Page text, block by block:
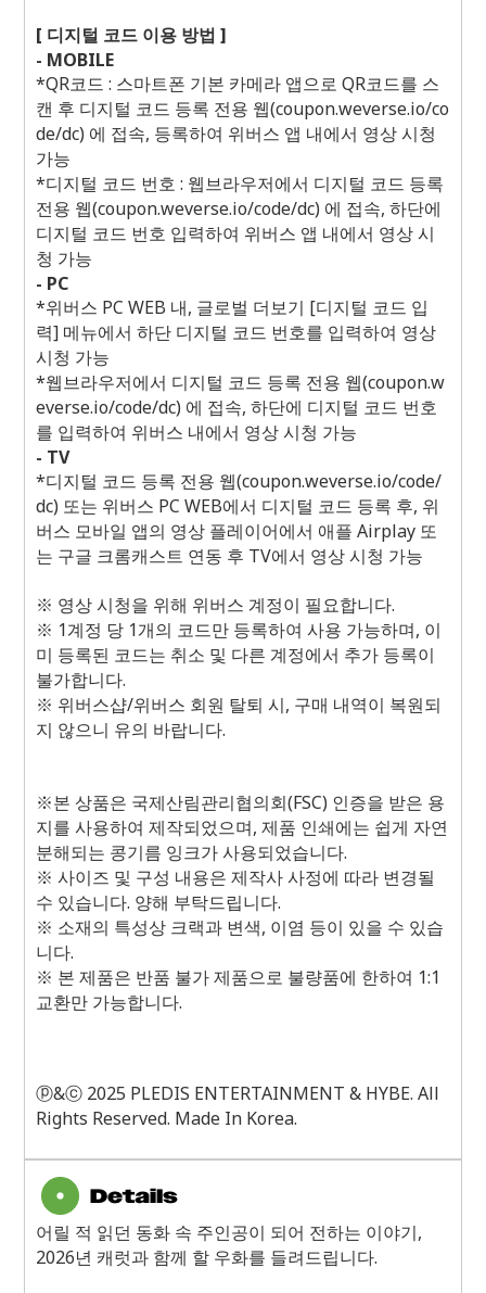
[ 디지털 코드 이용 방법 ]
- MOBILE
*QR코드 : 스마트폰 기본 카메라 앱으로 QR코드를 스
캔 후 디지털 코드 등록 전용 웹(coupon.weverse.io/co
de/dc) 에 접속, 등록하여 위버스 앱 내에서 영상 시청
가능
*디지털 코드 번호 : 웹브라우저에서 디지털 코드 등록
전용 웹(coupon.weverse.io/code/dc) 에 접속, 하단에
디지털 코드 번호 입력하여 위버스 앱 내에서 영상 시
청 가능
- PC
*위버스 PC WEB 내, 글로벌 더보기 [디지털 코드 입
력] 메뉴에서 하단 디지털 코드 번호를 입력하여 영상
시청 가능
*웹브라우저에서 디지털 코드 등록 전용 웹(coupon.w
everse.io/code/dc) 에 접속, 하단에 디지털 코드 번호
를 입력하여 위버스 내에서 영상 시청 가능
- TV
*디지털 코드 등록 전용 웹(coupon.weverse.io/code/
dc) 또는 위버스 PC WEB에서 디지털 코드 등록 후, 위
버스 모바일 앱의 영상 플레이어에서 애플 Airplay 또
는 구글 크롬캐스트 연동 후 TV에서 영상 시청 가능
※ 영상 시청을 위해 위버스 계정이 필요합니다.
※ 1계정 당 1개의 코드만 등록하여 사용 가능하며, 이
미 등록된 코드는 취소 및 다른 계정에서 추가 등록이
불가합니다.
※ 위버스샵/위버스 회원 탈퇴 시, 구매 내역이 복원되
지 않으니 유의 바랍니다.
※본 상품은 국제산림관리협의회(FSC) 인증을 받은 용
지를 사용하여 제작되었으며, 제품 인쇄에는 쉽게 자연
분해되는 콩기름 잉크가 사용되었습니다.
※ 사이즈 및 구성 내용은 제작사 사정에 따라 변경될
수 있습니다. 양해 부탁드립니다.
※ 소재의 특성상 크랙과 변색, 이염 등이 있을 수 있습
니다.
※ 본 제품은 반품 불가 제품으로 불량품에 한하여 1:1
교환만 가능합니다.
ⓟ&ⓒ 2025 PLEDIS ENTERTAINMENT & HYBE. All
Rights Reserved. Made In Korea.
어릴 적 읽던 동화 속 주인공이 되어 전하는 이야기,
2026년 캐럿과 함께 할 우화를 들려드립니다.